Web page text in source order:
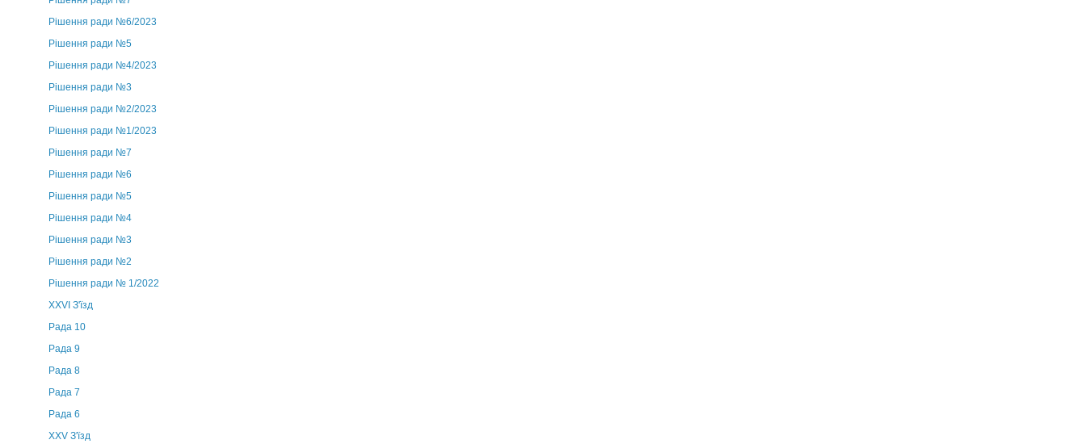
Рішення ради №6/2023
Рішення ради №5
Рішення ради №4/2023
Рішення ради №3
Рішення ради №2/2023
Рішення ради №1/2023
Рішення ради №7
Рішення ради №6
Рішення ради №5
Рішення ради №4
Рішення ради №3
Рішення ради №2
Рішення ради № 1/2022
XXVI З'їзд
Рада 10
Рада 9
Рада 8
Рада 7
Рада 6
XXV З'їзд